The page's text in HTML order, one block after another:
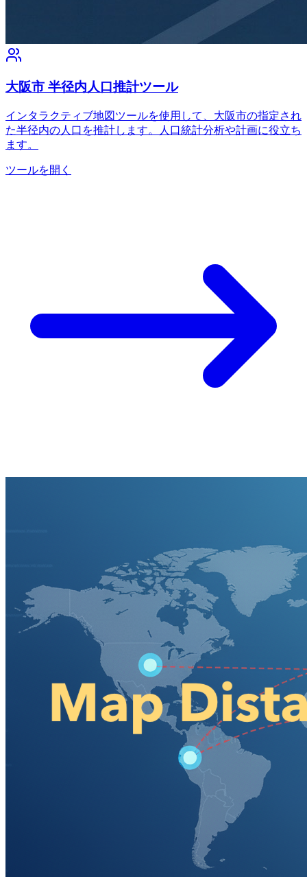
大阪市 半径内人口推計ツール
インタラクティブ地図ツールを使用して、大阪市の指定され
た半径内の人口を推計します。人口統計分析や計画に役立ち
ます。
ツールを開く